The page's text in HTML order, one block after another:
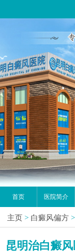
首页 医院简介
主页 > 白癜风偏方 >
昆明治白癜